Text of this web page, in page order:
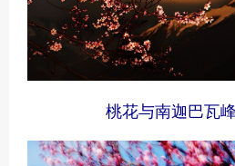
桃花与南迦巴瓦